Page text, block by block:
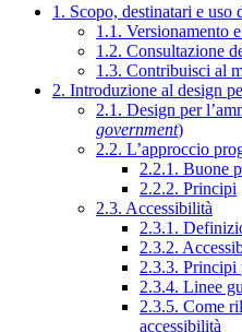
1. Scopo, destinatari e
1.1. Versionamento
1.2. Consultazione
1.3. Contribuisci al
2. Introduzione al design
2.1. Design per
government)
2.2. L’approccio
2.2.1. Buone
2.2.2. Principi
2.3. Accessibilità
2.3.1.
2.3.2.
2.3.3. Principi
2.3.4. Linee
2.3.5. Come
accessibilità